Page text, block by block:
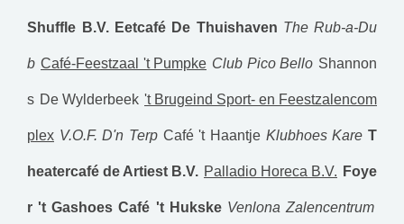
Shuffle B.V. Eetcafé De Thuishaven The Rub-a-Du
b Café-Feestzaal 't Pumpke Club Pico Bello Shannon
s De Wylderbeek 't Brugeind Sport- en Feestzalencom
plex V.O.F. D'n Terp Café 't Haantje Klubhoes Kare T
heatercafé de Artiest B.V. Palladio Horeca B.V. Foye
r 't Gashoes Café 't Hukske Venlona Zalencentrum